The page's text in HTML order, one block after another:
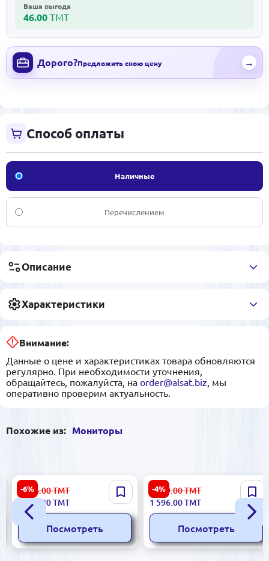
Ваша выгода
46.00 ТМТ
Дорого?Предложить свою цену →
Способ оплаты
Наличные
Перечислением
Описание
Характеристики
Внимание:
Данные о цене и характеристиках товара обновляются
регулярно. При необходимости уточнения,
обращайтесь, пожалуйста, на order@alsat.biz , мы
оперативно проверим актуальность.
Похожие из: Мониторы
-6%
LG 32GS60QC-B | Игровой
ЖК-Монитор 32" Изогнутый
180Гц QHD
5 486.00ТМТ
5 104.00ТМТ
Посмотреть
-4%
HIKVISION DS-D5024FN |
Монитор 23.8" Full HD для
круглосуточной работы
1 679.00ТМТ
1 596.00ТМТ
Посмотреть